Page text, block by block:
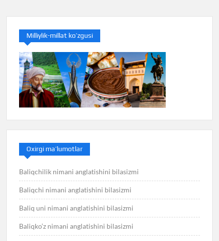
Milliylik-millat ko’zgusi
Oxirgi ma’lumotlar
Baliqchilik nimani anglatishini bilasizmi
Baliqchi nimani anglatishini bilasizmi
Baliq uni nimani anglatishini bilasizmi
Baliqko’z nimani anglatishini bilasizmi